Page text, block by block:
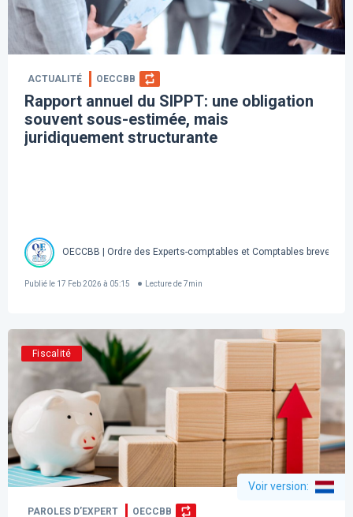
ACTUALITÉ OECCBB
Rapport annuel du SIPPT: une obligation
souvent sous-estimée, mais
juridiquement structurante
OECCBB | Ordre des Experts-comptables et Comptables brevetés
Publié le 17 Feb 2026 à 05:15 Lecture de 7min
Fiscalité
Voir version:
PAROLES D’EXPERT OECCBB